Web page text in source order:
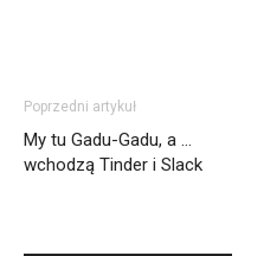
Poprzedni artykuł
My tu Gadu-Gadu, a …
wchodzą Tinder i Slack